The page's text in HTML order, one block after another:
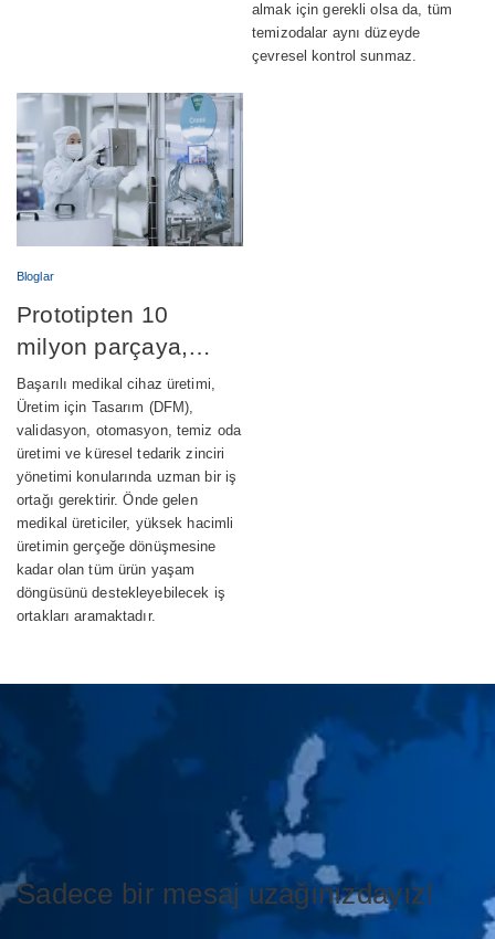
almak için gerekli olsa da, tüm
temizodalar aynı düzeyde
çevresel kontrol sunmaz.
Bloglar
Prototipten 10
milyon parçaya,
medikal cihaz
üretimini başarıyla
ölçeklendirmek
Başarılı medikal cihaz üretimi,
Üretim için Tasarım (DFM),
validasyon, otomasyon, temiz oda
üretimi ve küresel tedarik zinciri
yönetimi konularında uzman bir iş
ortağı gerektirir. Önde gelen
medikal üreticiler, yüksek hacimli
üretimin gerçeğe dönüşmesine
kadar olan tüm ürün yaşam
döngüsünü destekleyebilecek iş
ortakları aramaktadır.
Sadece bir mesaj uzağınızdayız!